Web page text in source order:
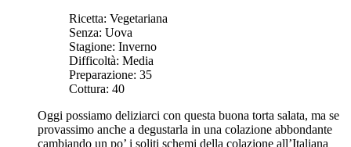
Ricetta: Vegetariana
Senza: Uova
Stagione: Inverno
Difficoltà: Media
Preparazione: 35
Cottura: 40
Oggi possiamo deliziarci con questa buona torta salata, ma se
provassimo anche a degustarla in una colazione abbondante
cambiando un po’ i soliti schemi della colazione all’Italiana